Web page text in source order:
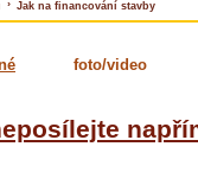
› Jak na financování stavby
foto/video